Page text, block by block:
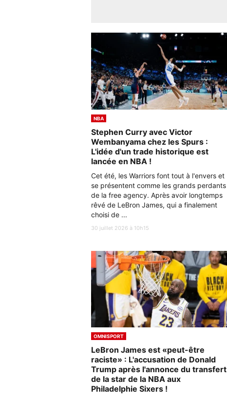
NBA
Stephen Curry avec Victor
Wembanyama chez les Spurs :
L'idée d'un trade historique est
lancée en NBA !
Cet été, les Warriors font tout à l'envers et
se présentent comme les grands perdants
de la free agency. Après avoir longtemps
rêvé de LeBron James, qui a finalement
choisi de ...
30 juillet 2026 à 10h15
OMNISPORT
LeBron James est «peut-être
raciste» : L'accusation de Donald
Trump après l'annonce du transfert
de la star de la NBA aux
Philadelphie Sixers !